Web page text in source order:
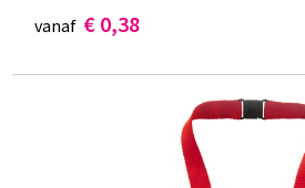
vanaf € 0,38